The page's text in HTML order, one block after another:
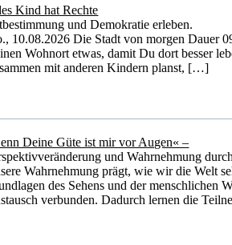
Kind hat Rechte
und Demokratie erleben.
10.08.2026 Die Stadt von morgen Dauer
Wohnort etwas, damit Du dort besser
mit anderen Kindern planst, […]
Deine Güte ist mir vor Augen« –
und Wahrnehmung
Wahrnehmung prägt, wie wir die Welt
des Sehens und der menschlichen
verbunden. Dadurch lernen die